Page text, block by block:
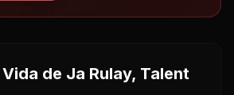
de Ja Rulay, Talent